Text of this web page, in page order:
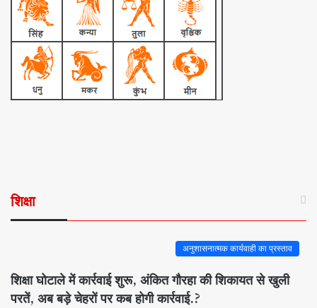
शिक्षा
अनुशासनात्मक कार्यवाही का प्रस्ताव
शिक्षा घोटाले में कार्रवाई शुरू, अंकित गौरहा की शिकायत से खुली
परतें, अब बड़े चेहरों पर कब होगी कार्रवाई.?